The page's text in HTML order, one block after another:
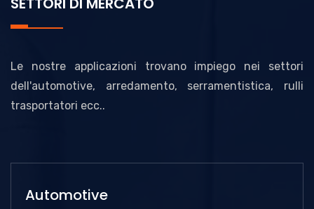
Le nostre applicazioni trovano impiego nei settori
dell'automotive, arredamento, serramentistica, rulli
trasportatori ecc..
Automotive